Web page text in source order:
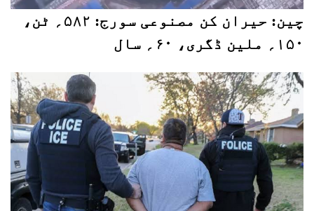
چین: حیران کن مصنوعی سورج: ۵۸۲؍ ٹن،
۱۵۰؍ ملین ڈگری، ۶۰؍ سال